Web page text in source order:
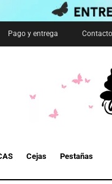
Pago y entrega
Cejas Pestañas